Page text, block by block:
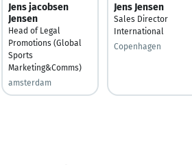
Jens jacobsen
Jensen
Head of Legal
Promotions (Global
Sports
Marketing&Comms)
amsterdam
Jens Jensen
Sales Director
International
Copenhagen